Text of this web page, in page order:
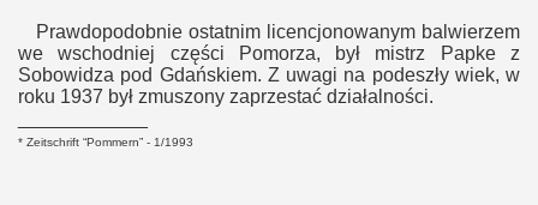
Prawdopodobnie ostatnim licencjonowanym balwierzem
we wschodniej części Pomorza, był mistrz Papke z
Sobowidza pod Gdańskiem. Z uwagi na podeszły wiek, w
roku 1937 był zmuszony zaprzestać działalności.
* Zeitschrift “Pommern” - 1/1993